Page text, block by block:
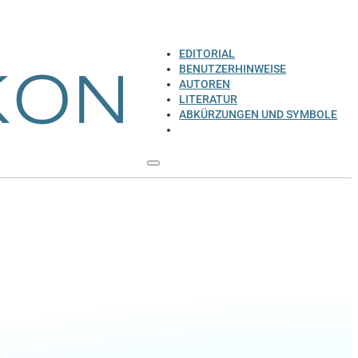
EDITORIAL
BENUTZERHINWEISE
AUTOREN
LITERATUR
ABKÜRZUNGEN UND SYMBOLE